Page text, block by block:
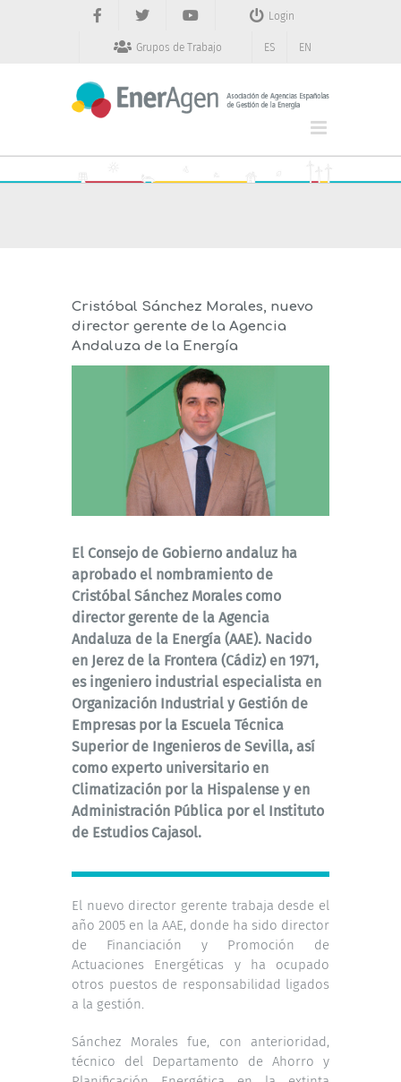
Login
Grupos de Trabajo ES EN
Cristóbal Sánchez Morales, nuevo
director gerente de la Agencia
Andaluza de la Energía
El Consejo de Gobierno andaluz ha
aprobado el nombramiento de
Cristóbal Sánchez Morales como
director gerente de la Agencia
Andaluza de la Energía (AAE). Nacido
en Jerez de la Frontera (Cádiz) en 1971,
es ingeniero industrial especialista en
Organización Industrial y Gestión de
Empresas por la Escuela Técnica
Superior de Ingenieros de Sevilla, así
como experto universitario en
Climatización por la Hispalense y en
Administración Pública por el Instituto
de Estudios Cajasol.
El nuevo director gerente trabaja desde el
año 2005 en la AAE, donde ha sido director
de Financiación y Promoción de
Actuaciones Energéticas y ha ocupado
otros puestos de responsabilidad ligados
a la gestión.
Sánchez Morales fue, con anterioridad,
técnico del Departamento de Ahorro y